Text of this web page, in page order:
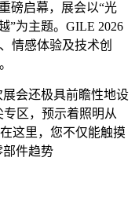
磅启幕，展会以“光
为主题。GILE 2026
情感体验及技术创
会还极具前瞻性地设
专区，预示着照明从
这里，您不仅能触摸
部件趋势